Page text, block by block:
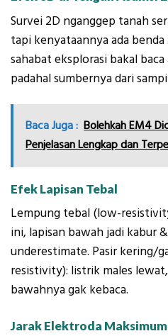
Survei 2D nganggep tanah
tapi kenyataannya ada
sahabat eksplorasi bakal
padahal sumbernya dari
Baca Juga : Bolehkah EM4
Penjelasan Lengkap dan
Efek Lapisan Tebal
Lempung tebal (low-
ini, lapisan bawah jadi kabur
underestimate. Pasir kering/
resistivity): listrik males
bawahnya gak kebaca.
Jarak Elektroda